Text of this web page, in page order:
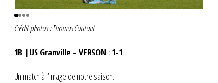
Crédit photos : Thomas Coutant
1B |US Granville – VERSON : 1-1
Un match à l’image de notre saison.